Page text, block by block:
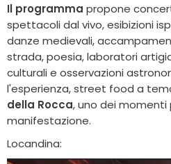
Il programma propone
spettacoli dal vivo, esibizioni
danze medievali,
strada, poesia, laboratori
culturali e osservazioni
l'esperienza, street food a
della Rocca, uno dei
manifestazione.
Locandina: